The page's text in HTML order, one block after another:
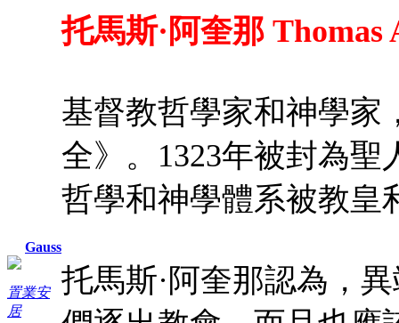
Gauss
置業安
居
托馬斯·阿奎那 Thomas
基督教哲學家和神學家
全》。1323年被封為聖
哲學和神學體系被教皇
托馬斯·阿奎那認為，